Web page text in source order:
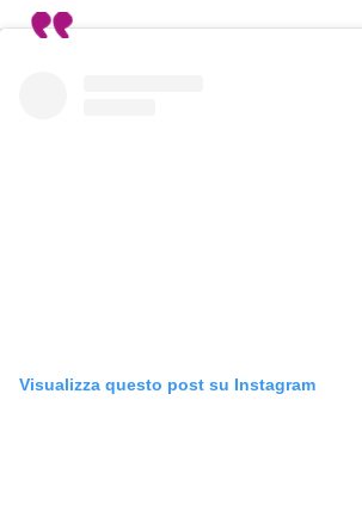
Visualizza questo post su Instagram